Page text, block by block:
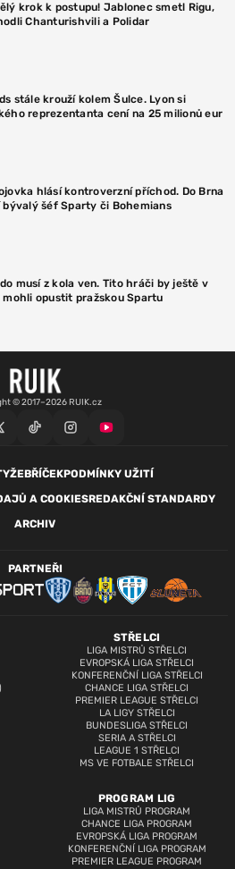
krok k postupu! Jablonec smetl Rigu,
Chanturishvili a Polidar
stále krouží kolem Šulce. Lyon si
reprezentanta cení na 25 milionů eur
hlásí kontroverzní příchod. Do Brna
bývalý šéf Sparty či Bohemians
musí z kola ven. Tito hráči by ještě v
mohli opustit pražskou Spartu
© 2017–2026 RUIK.cz
ŽEBŘÍČEKPODMÍNKY UŽITÍ
A COOKIESREDAKČNÍ STANDARDY
ARCHIV
STŘELCI
LIGA MISTRŮ STŘELCI
EVROPSKÁ LIGA STŘELCI
KONFERENČNÍ LIGA STŘELCI
CHANCE LIGA STŘELCI
PREMIER LEAGUE STŘELCI
LA LIGY STŘELCI
BUNDESLIGA STŘELCI
SERIA A STŘELCI
LEAGUE 1 STŘELCI
MS VE FOTBALE STŘELCI
PROGRAM LIG
LIGA MISTRŮ PROGRAM
CHANCE LIGA PROGRAM
EVROPSKÁ LIGA PROGRAM
KONFERENČNÍ LIGA PROGRAM
PREMIER LEAGUE PROGRAM
PARTNEŘI